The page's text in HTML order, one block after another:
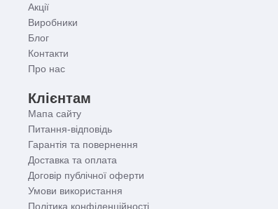
Акції
Виробники
Блог
Контакти
Про нас
Клієнтам
Мапа сайту
Питання-відповідь
Гарантія та повернення
Доставка та оплата
Договір публічної оферти
Умови використання
Політика конфіденційності